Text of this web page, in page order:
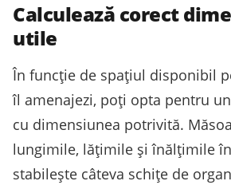
Calculează corect
utile
În funcție de spațiul disponibil
îl amenajezi, poți opta pentru
cu dimensiunea potrivită.
lungimile, lățimile și înălțimile
stabilește câteva schițe de